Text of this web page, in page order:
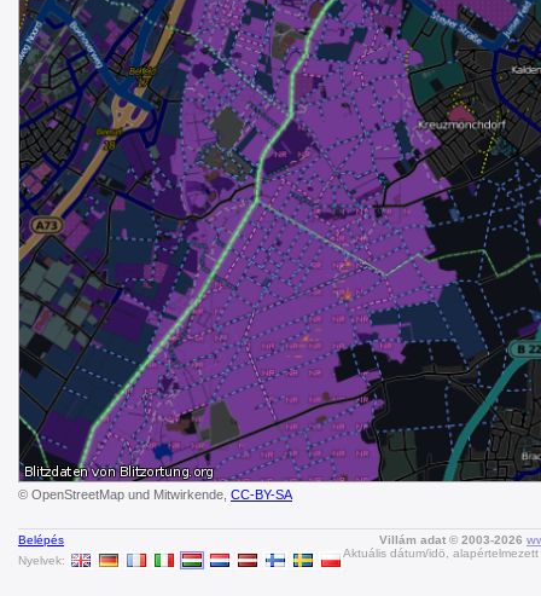
© OpenStreetMap und Mitwirkende, CC-BY-SA
Belépés
Nyelvek:
Villám adat © 2003-2026
Aktuális dátum/idö,